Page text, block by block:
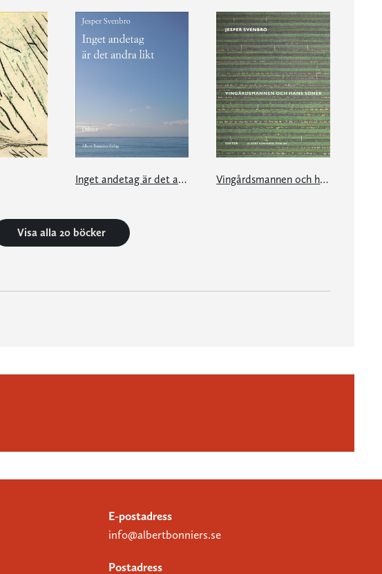
Inget andetag är det andra likt Vingårdsmannen och hans söner
Visa alla 20 böcker
E-postadress
info@albertbonniers.se
Postadress